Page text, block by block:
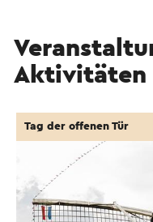
Aktivitäten
Tag der offenen Tür